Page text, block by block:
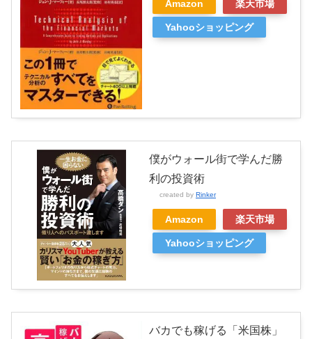
Amazon 楽天市場
Yahooショッピング
僕がウォール街で学んだ勝
利の投資術
created by Rinker
Amazon 楽天市場
Yahooショッピング
バカでも稼げる「米国株」